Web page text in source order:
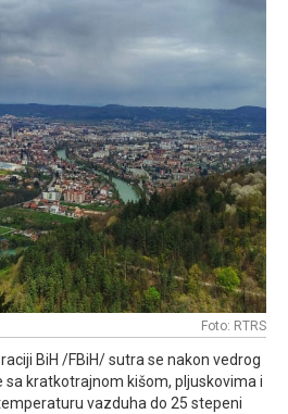
Foto: RTRS
BiH /FBiH/ sutra se nakon vedrog
sa kratkotrajnom kišom, pljuskovima i
vazduha do 25 stepeni